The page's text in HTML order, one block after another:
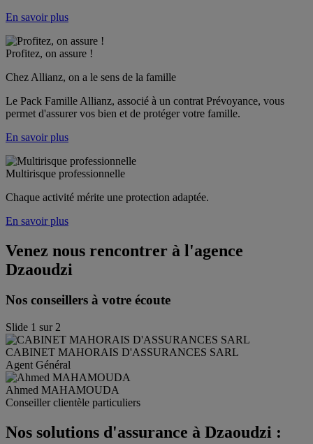
En savoir plus
Profitez, on assure !
Chez Allianz, on a le sens de la famille
Le Pack Famille Allianz, associé à un contrat Prévoyance, vous
permet d'assurer vos bien et de protéger votre famille.
En savoir plus
Multirisque professionnelle
Chaque activité mérite une protection adaptée.
En savoir plus
Venez nous rencontrer à l'agence
Dzaoudzi
Nos conseillers à votre écoute
Slide 1 sur 2
CABINET MAHORAIS D'ASSURANCES SARL
Agent Général
Ahmed MAHAMOUDA
Conseiller clientèle particuliers
Nos solutions d'assurance à Dzaoudzi :